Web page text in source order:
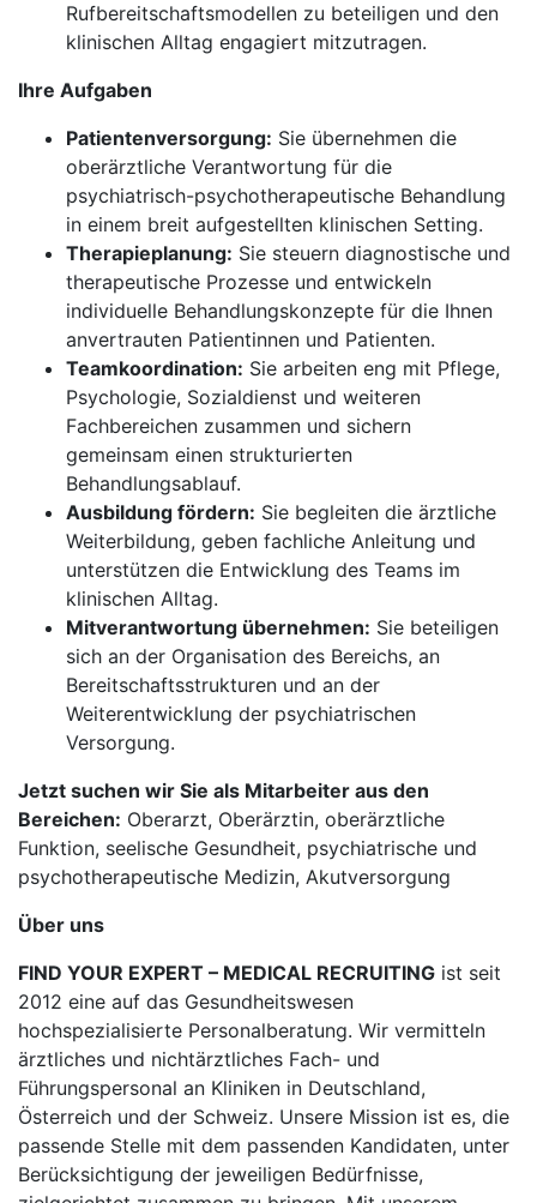
Rufbereitschaftsmodellen zu beteiligen und den
klinischen Alltag engagiert mitzutragen.
Ihre Aufgaben
Patientenversorgung: Sie übernehmen die
oberärztliche Verantwortung für die
psychiatrisch-psychotherapeutische Behandlung
in einem breit aufgestellten klinischen Setting.
Therapieplanung: Sie steuern diagnostische und
therapeutische Prozesse und entwickeln
individuelle Behandlungskonzepte für die Ihnen
anvertrauten Patientinnen und Patienten.
Teamkoordination: Sie arbeiten eng mit Pflege,
Psychologie, Sozialdienst und weiteren
Fachbereichen zusammen und sichern
gemeinsam einen strukturierten
Behandlungsablauf.
Ausbildung fördern: Sie begleiten die ärztliche
Weiterbildung, geben fachliche Anleitung und
unterstützen die Entwicklung des Teams im
klinischen Alltag.
Mitverantwortung übernehmen: Sie beteiligen
sich an der Organisation des Bereichs, an
Bereitschaftsstrukturen und an der
Weiterentwicklung der psychiatrischen
Versorgung.
Jetzt suchen wir Sie als Mitarbeiter aus den
Bereichen: Oberarzt, Oberärztin, oberärztliche
Funktion, seelische Gesundheit, psychiatrische und
psychotherapeutische Medizin, Akutversorgung
Über uns
FIND YOUR EXPERT – MEDICAL RECRUITING ist seit
2012 eine auf das Gesundheitswesen
hochspezialisierte Personalberatung. Wir vermitteln
ärztliches und nichtärztliches Fach- und
Führungspersonal an Kliniken in Deutschland,
Österreich und der Schweiz. Unsere Mission ist es, die
passende Stelle mit dem passenden Kandidaten, unter
Berücksichtigung der jeweiligen Bedürfnisse,